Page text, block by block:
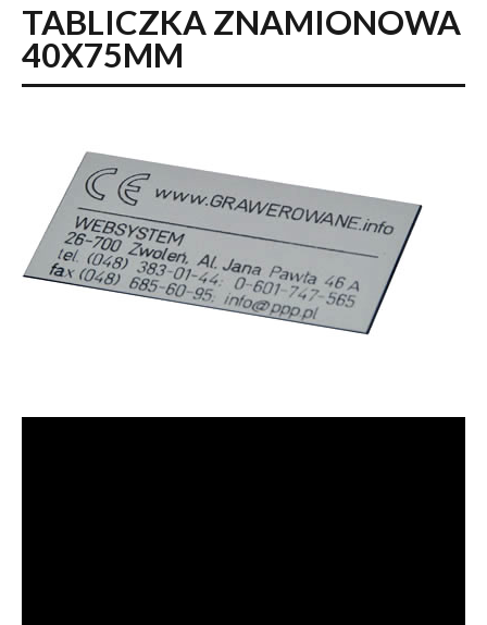
KONTAKT
POLITYKA PRYWATNOŚCI
TABLICZKAZNAMIONOWA
40X75MM